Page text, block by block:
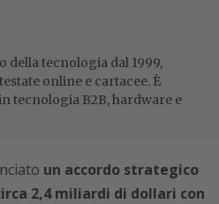
della tecnologia dal 1999,
online e cartacee. È
tecnologia B2B, hardware e
un accordo strategico
2,4 miliardi di dollari con